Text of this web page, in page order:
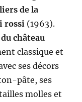
de la
rossi (1963).
château
classique et
ses décors
pâte, ses
molles et